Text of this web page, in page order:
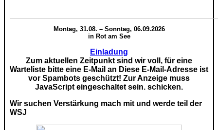
Montag, 31.08. – Sonntag, 06.09.2026
in Rot am See
Einladung
Zum aktuellen Zeitpunkt sind wir voll, für eine
Warteliste bitte eine E-Mail an Diese E-Mail-Adresse ist
vor Spambots geschützt! Zur Anzeige muss
JavaScript eingeschaltet sein. schicken.
Wir suchen Verstärkung mach mit und werde teil der
WSJ